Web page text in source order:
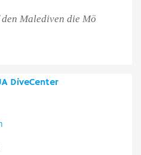
Malediven die Mö
DiveCenter